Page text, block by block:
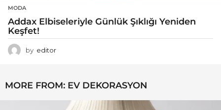
MODA
Addax Elbiseleriyle Günlük Şıklığı Yeniden
Keşfet!
by editor
MORE FROM: EV DEKORASYON